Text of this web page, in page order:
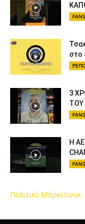
FANS
στο
3
ΤΟΥ
FANS
Η
FANS
Πολιτικό Μάρκετινγκ